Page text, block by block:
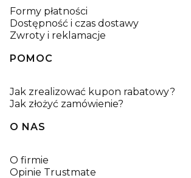
Formy płatności
Dostępność i czas dostawy
Zwroty i reklamacje
POMOC
Jak zrealizować kupon rabatowy?
Jak złożyć zamówienie?
O NAS
O firmie
Opinie Trustmate